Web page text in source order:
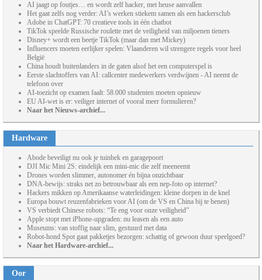
AI jaagt op foutjes… en wordt zelf hacker, met heuse aanvallen
Het gaat zelfs nog verder: AI’s werken stiekem samen als een hackersclub
Adobe in ChatGPT: 70 creatieve tools in één chatbot
TikTok speelde Russische roulette met de veiligheid van miljoenen tieners
Disney+ wordt een beetje TikTok (maar dan met Mickey)
Influencers moeten eerlijker spelen: Vlaanderen wil strengere regels voor heel
België
China houdt buitenlanders in de gaten alsof het een computerspel is
Eerste slachtoffers van AI: callcenter medewerkers verdwijnen - AI neemt de
telefoon over
AI-toezicht op examen faalt: 58.000 studenten moeten opnieuw
EU AI-wet is er: veiliger internet of vooral meer formulieren?
Naar het Nieuws-archief...
Hardware
Abode beveiligt nu ook je tuinhek en garagepoort
DJI Mic Mini 2S: eindelijk een mini-mic die zelf meeneemt
Drones worden slimmer, autonomer én bijna onzichtbaar
DNA-bewijs: straks net zo betrouwbaar als een nep-foto op internet?
Hackers mikken op Amerikaanse waterleidingen: kleine dorpen in de knel
Europa bouwt reuzenfabrieken voor AI (om de VS en China bij te benen)
VS verbiedt Chinese robots: “Te eng voor onze veiligheid”
Apple stopt met iPhone-upgraden: nu leasen als een auto
Museums: van stoffig naar slim, gestuurd met data
Robot-hond Spot gaat pakketjes bezorgen: schattig of gewoon duur speelgoed?
Naar het Hardware-archief...
Oor